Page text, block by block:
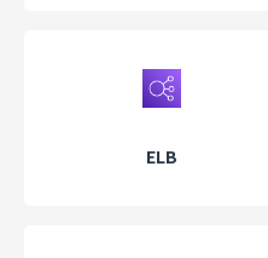
ELB